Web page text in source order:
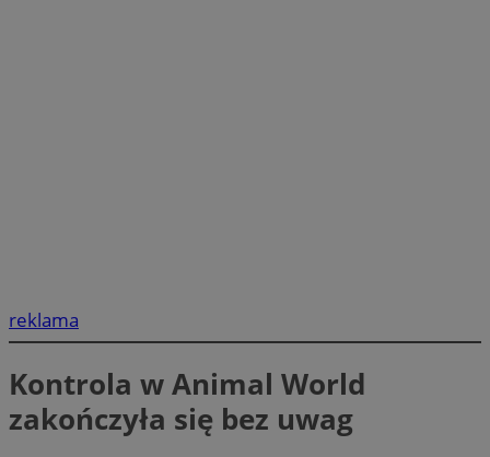
reklama
Kontrola w Animal World
zakończyła się bez uwag